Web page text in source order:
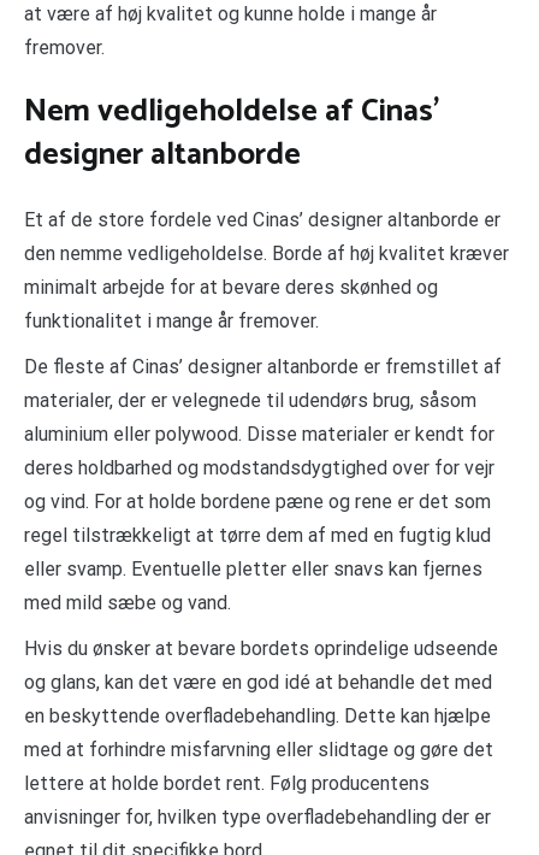
at være af høj kvalitet og kunne holde i mange år
fremover.
Nem vedligeholdelse af Cinas’
designer altanborde
Et af de store fordele ved Cinas’ designer altanborde er
den nemme vedligeholdelse. Borde af høj kvalitet kræver
minimalt arbejde for at bevare deres skønhed og
funktionalitet i mange år fremover.
De fleste af Cinas’ designer altanborde er fremstillet af
materialer, der er velegnede til udendørs brug, såsom
aluminium eller polywood. Disse materialer er kendt for
deres holdbarhed og modstandsdygtighed over for vejr
og vind. For at holde bordene pæne og rene er det som
regel tilstrækkeligt at tørre dem af med en fugtig klud
eller svamp. Eventuelle pletter eller snavs kan fjernes
med mild sæbe og vand.
Hvis du ønsker at bevare bordets oprindelige udseende
og glans, kan det være en god idé at behandle det med
en beskyttende overfladebehandling. Dette kan hjælpe
med at forhindre misfarvning eller slidtage og gøre det
lettere at holde bordet rent. Følg producentens
anvisninger for, hvilken type overfladebehandling der er